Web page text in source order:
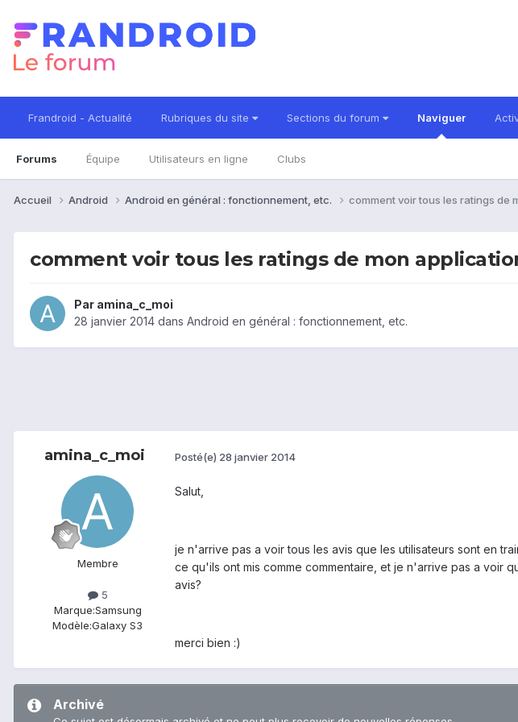
Frandroid - Actualité Rubriques du site Sections du forum Naviguer
Forums Équipe Utilisateurs en ligne Clubs
Accueil Android Android en général : fonctionnement, etc. comment voir tous les ratings de
comment voir tous les ratings de mon
Par amina_c_moi
28 janvier 2014 dans Android en général : fonctionnement, etc.
amina_c_moi
Membre
5
Marque:Samsung
Modèle:Galaxy S3
Posté(e) 28 janvier 2014
Salut,
je n'arrive pas a voir tous les avis que les utilisateurs sont en
ce qu'ils ont mis comme commentaire, et je n'arrive pas a voir
avis?
merci bien :)
Archivé